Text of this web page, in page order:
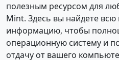
полезным ресурсом для
Mint. Здесь вы найдете
информацию, чтобы
операционную систему и
отдачу от вашего